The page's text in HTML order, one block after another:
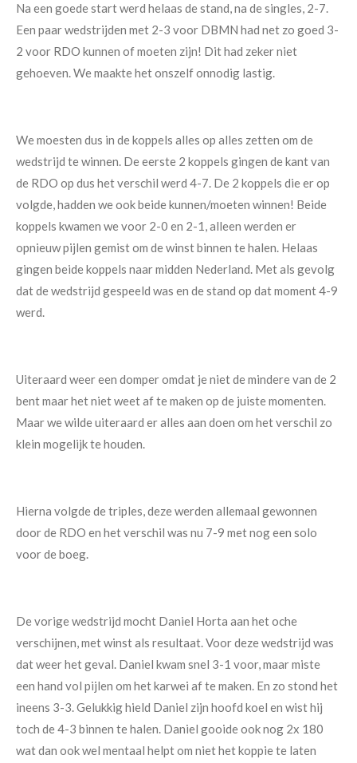
Na een goede start werd helaas de stand, na de singles, 2-7.
Een paar wedstrijden met 2-3 voor DBMN had net zo goed 3-
2 voor RDO kunnen of moeten zijn! Dit had zeker niet
gehoeven. We maakte het onszelf onnodig lastig.
We moesten dus in de koppels alles op alles zetten om de
wedstrijd te winnen. De eerste 2 koppels gingen de kant van
de RDO op dus het verschil werd 4-7. De 2 koppels die er op
volgde, hadden we ook beide kunnen/moeten winnen! Beide
koppels kwamen we voor 2-0 en 2-1, alleen werden er
opnieuw pijlen gemist om de winst binnen te halen. Helaas
gingen beide koppels naar midden Nederland. Met als gevolg
dat de wedstrijd gespeeld was en de stand op dat moment 4-9
werd.
Uiteraard weer een domper omdat je niet de mindere van de 2
bent maar het niet weet af te maken op de juiste momenten.
Maar we wilde uiteraard er alles aan doen om het verschil zo
klein mogelijk te houden.
Hierna volgde de triples, deze werden allemaal gewonnen
door de RDO en het verschil was nu 7-9 met nog een solo
voor de boeg.
De vorige wedstrijd mocht Daniel Horta aan het oche
verschijnen, met winst als resultaat. Voor deze wedstrijd was
dat weer het geval. Daniel kwam snel 3-1 voor, maar miste
een hand vol pijlen om het karwei af te maken. En zo stond het
ineens 3-3. Gelukkig hield Daniel zijn hoofd koel en wist hij
toch de 4-3 binnen te halen. Daniel gooide ook nog 2x 180
wat dan ook wel mentaal helpt om niet het koppie te laten